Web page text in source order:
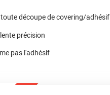
découpe de covering/adhésif
précision
pas l'adhésif